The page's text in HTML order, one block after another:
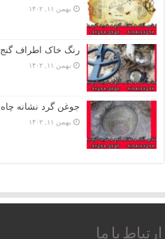
بهمن ۱۱, ۱۴۰۲
رنگ خاک اطراف گنج
بهمن ۱۱, ۱۴۰۲
جوغن گرد نشانه چاه
بهمن ۱۱, ۱۴۰۲
ارتباط با ما